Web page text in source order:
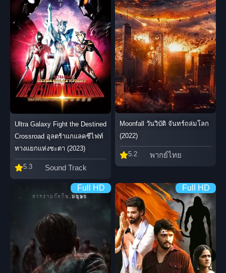
Ultra Galaxy Fight the Destined
Crossroad อุลตร้าแกแลคซีไฟท์
ทางแยกแห่งชะตา (2023)
5.3 Sound Track
Moonfall วันวิบัติ จันทร์ถล่มโลก
(2022)
5.2 พากย์ไทย
Full HD Full HD